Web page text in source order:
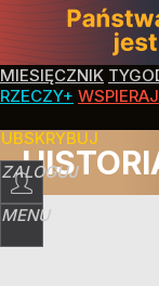
MIESIĘCZNIK
RZECZY+ WSPIERAJ
ZALOGUJ
MENU